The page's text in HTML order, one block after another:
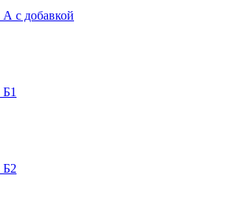
А с добавкой
Б1
Б2